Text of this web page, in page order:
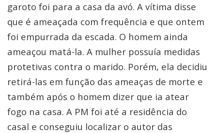
garoto foi para a casa da avó. A vítima disse
que é ameaçada com frequência e que ontem
foi empurrada da escada. O homem ainda
ameaçou matá-la. A mulher possuía medidas
protetivas contra o marido. Porém, ela decidiu
retirá-las em função das ameaças de morte e
também após o homem dizer que ia atear
fogo na casa. A PM foi até a residência do
casal e conseguiu localizar o autor das